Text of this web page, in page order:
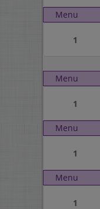
Menu
1
Menu
1
Menu
1
Menu
1